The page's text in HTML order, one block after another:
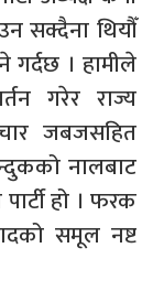
सक्दैना थियौँ
। हामीले
गरेर राज्य
जबजसहित
नालबाट
हो । फरक
समूल नष्ट